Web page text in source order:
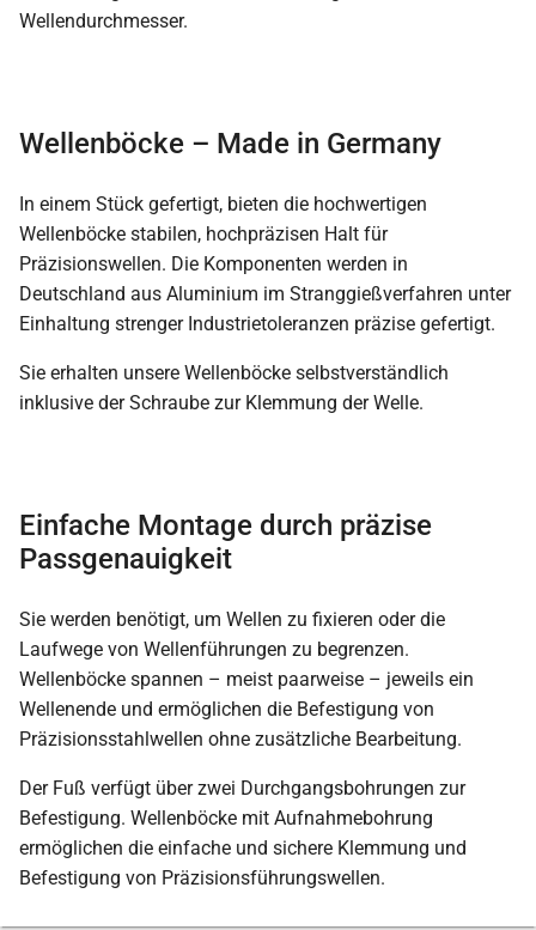
Wellendurchmesser.
Wellenböcke – Made in Germany
In einem Stück gefertigt, bieten die hochwertigen
Wellenböcke stabilen, hochpräzisen Halt für
Präzisionswellen. Die Komponenten werden in
Deutschland aus Aluminium im Stranggießverfahren unter
Einhaltung strenger Industrietoleranzen präzise gefertigt.
Sie erhalten unsere Wellenböcke selbstverständlich
inklusive der Schraube zur Klemmung der Welle.
Einfache Montage durch präzise
Passgenauigkeit
Sie werden benötigt, um Wellen zu fixieren oder die
Laufwege von Wellenführungen zu begrenzen.
Wellenböcke spannen – meist paarweise – jeweils ein
Wellenende und ermöglichen die Befestigung von
Präzisionsstahlwellen ohne zusätzliche Bearbeitung.
Der Fuß verfügt über zwei Durchgangsbohrungen zur
Befestigung. Wellenböcke mit Aufnahmebohrung
ermöglichen die einfache und sichere Klemmung und
Befestigung von Präzisionsführungswellen.